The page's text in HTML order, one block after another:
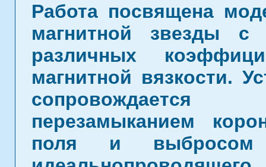
Работа посвящена
магнитной звезды с
различных
магнитной вязкости.
сопровождается
перезамыканием
поля и выбросом